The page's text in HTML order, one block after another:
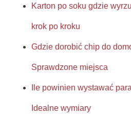
Karton po soku gdzie
krok po kroku
Gdzie dorobić chip do
Sprawdzone miejsca
Ile powinien wystawać
Idealne wymiary